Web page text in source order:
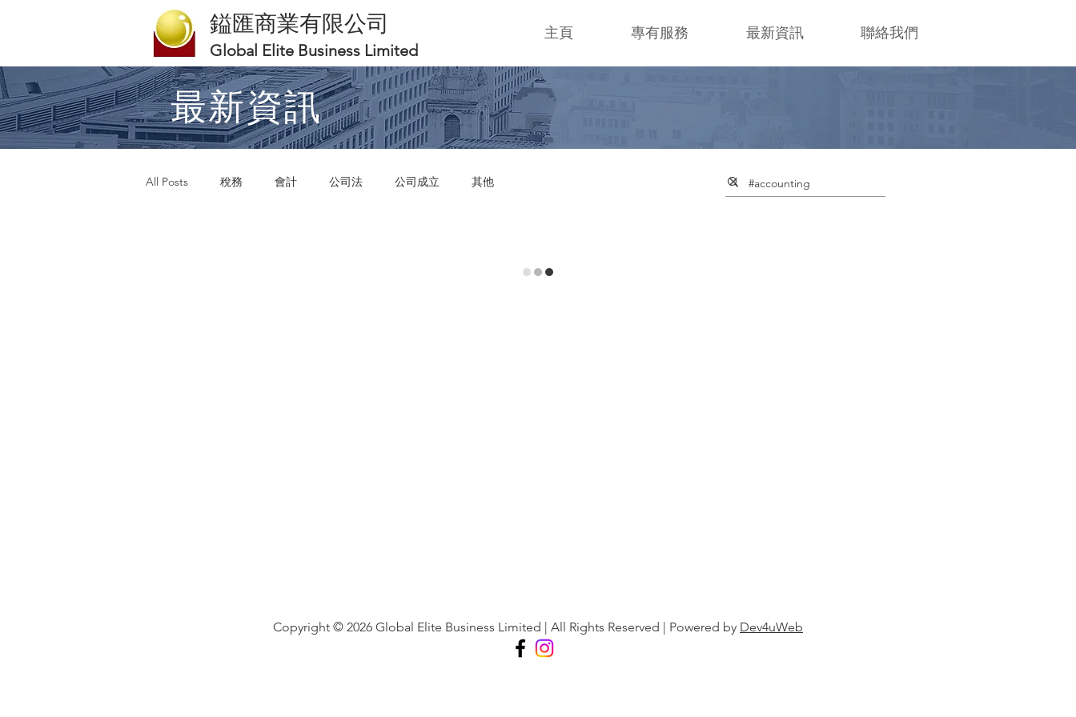
鎰匯商業有限公司
Global Elite Business Limited
主頁 專有服務 最新資訊 聯絡我們
最新資訊
All Posts 稅務 會計 公司法 公司成立 其他
Copyright © 2026 Global Elite Business Limited | All Rights Reserved | Powered by Dev4uWeb